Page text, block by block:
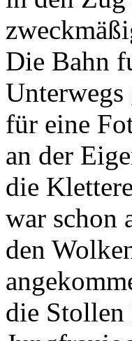
Die Bahn
Unterwegs
für eine
an der
die
war schon
den
die